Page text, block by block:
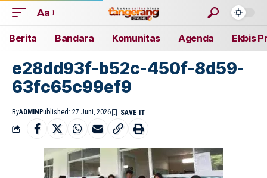
Aa
Berita Bandara Komunitas Agenda Ekbis
e28dd93f-b52c-450f-8d59-
63fc65c99ef9
ByADMIN Published: 27 Juni, 2026